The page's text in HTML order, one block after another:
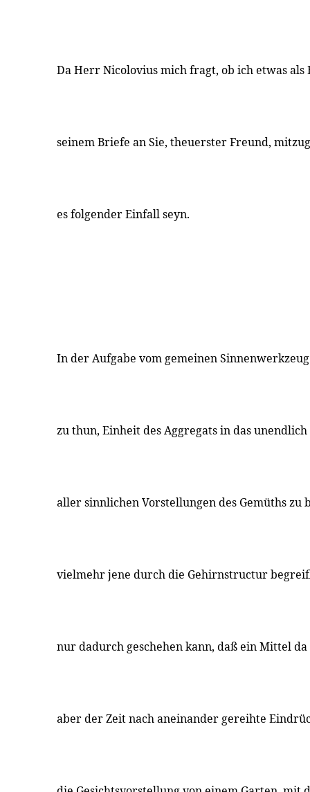
Da Herr Nicolovius mich fragt, ob ich etwas als
seinem Briefe an Sie, theuerster Freund,
es folgender Einfall seyn.
In der Aufgabe vom gemeinen
zu thun, Einheit des Aggregats in das
aller sinnlichen Vorstellungen des Gemüths zu
vielmehr jene durch die Gehirnstructur
nur dadurch geschehen kann, daß ein Mittel
aber der Zeit nach aneinander gereihte